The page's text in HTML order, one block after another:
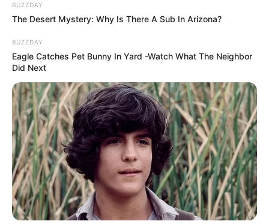
BUZZDAY
The Desert Mystery: Why Is There A Sub In Arizona?
BUZZDAY
Eagle Catches Pet Bunny In Yard -Watch What The Neighbor
Did Next